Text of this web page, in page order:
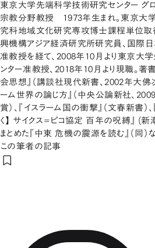
東京大学先端科学技術研究センター グロ
宗教分野教授 1973年生まれ。東京大
究科地域文化研究専攻博士課程単位取
興機構アジア経済研究所研究員、国際
准教授を経て、2008年10月より東京大
ンター准教授、2018年10月より現職。著
会思想』（講談社現代新書、2002年大佛
ーム世界の論じ方』（中央公論新社、
賞）、『イスラーム国の衝撃』（文春新書）
く】 サイクス=ピコ協定 百年の呪縛』 (
まとめた『中東 危機の震源を読む』（同）
この筆者の記事